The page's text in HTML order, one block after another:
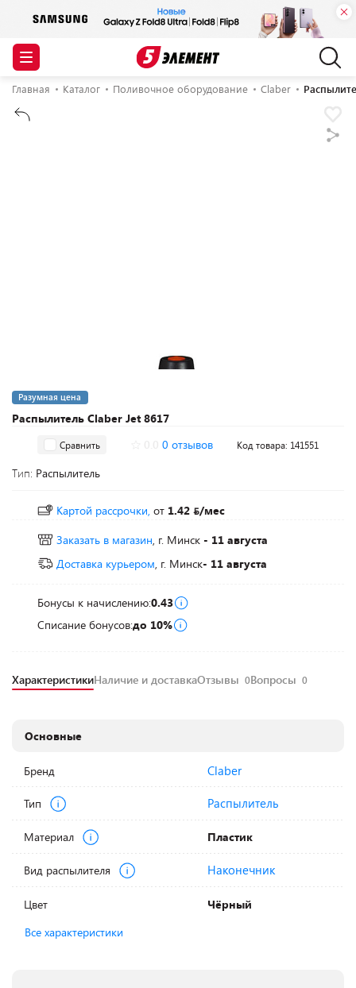
Главная Каталог Поливочное оборудование Claber
Распылитель Claber Jet 8617
Разумная цена
Сравнить 0 отзывов Код товара: 141551
Тип: Распылитель
Картой рассрочки, от 1.42
/мес
Заказать в магазин, г. Минск - 11 августа
Доставка курьером, г. Минск- 11 августа
Бонусы к начислению:0.43
Списание бонусов:до 10%
ХарактеристикиНаличие и доставкаОтзывы 0Вопросы 0
Основные
Бренд Claber
Тип Распылитель
Материал Пластик
Вид распылителя Наконечник
Цвет
Чёрный
Все характеристики